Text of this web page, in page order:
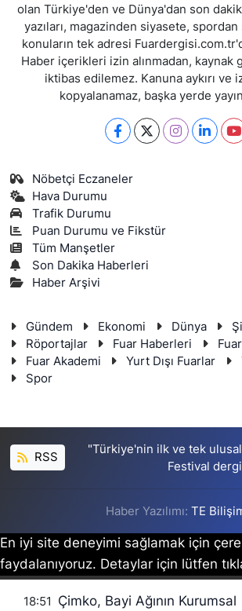
olan Türkiye'den ve Dünya'dan son
yazıları, magazinden siyasete,
konuların tek adresi
Haber içerikleri izin alınmadan, kaynak
iktibas edilemez. Kanuna aykırı ve
kopyalanamaz, başka yerde
Nöbetçi Eczaneler
Hava Durumu
Trafik Durumu
Puan Durumu ve Fikstür
Tüm Manşetler
Son Dakika Haberleri
Haber Arşivi
Gündem Ekonomi Dünya
Röportajlar
Fuar Haberleri
Fuar Akademi
Yurt Dışı Fuarlar
Spor
RSS
"Türkiye'nin ilk ve tek
Festival
Haber Yazılımı: TE
En iyi site deneyimi sağlamak için
faydalanıyoruz. Detaylar için lütfen
18:51
Çimko, Bayi Ağının Kurumsal